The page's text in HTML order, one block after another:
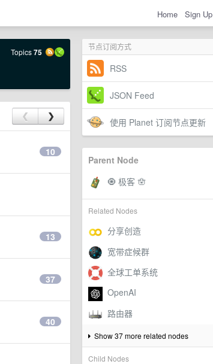
Home Sign Up
节点订阅方式
RSS
JSON Feed
使用 Planet 订阅节点更新
Parent Node
Related Nodes
Show 37 more related nodes
Child Nodes
Topics75
❮ ❯
10
13
37
40